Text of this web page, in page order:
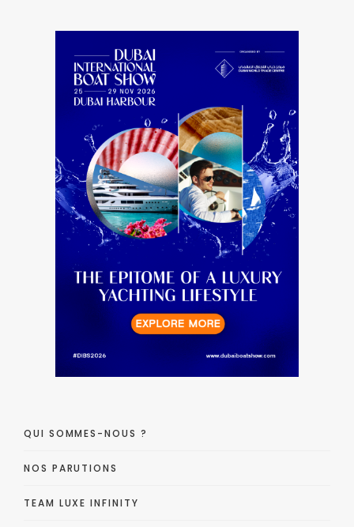
QUI SOMMES-NOUS ?
NOS PARUTIONS
TEAM LUXE INFINITY